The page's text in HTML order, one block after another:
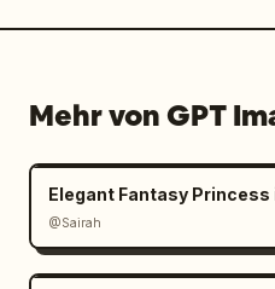
Mehr von GPT
Elegant Fantasy Princess
@Sairah